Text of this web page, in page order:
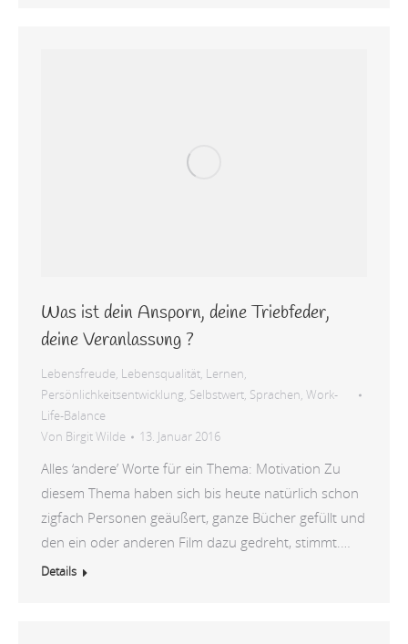
Was ist dein Ansporn, deine Triebfeder,
deine Veranlassung ?
Lebensfreude, Lebensqualität, Lernen,
Persönlichkeitsentwicklung, Selbstwert, Sprachen, Work-
Life-Balance
Von Birgit Wilde 13. Januar 2016
Alles ‘andere’ Worte für ein Thema: Motivation Zu
diesem Thema haben sich bis heute natürlich schon
zigfach Personen geäußert, ganze Bücher gefüllt und
den ein oder anderen Film dazu gedreht, stimmt.…
Details